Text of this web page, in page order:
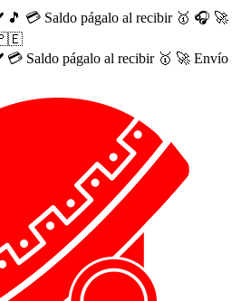
🎵 💳 Saldo págalo al recibir 🥇 🎧 🚀
🇵🇪
💳 Saldo págalo al recibir 🥇 🚀 Envío